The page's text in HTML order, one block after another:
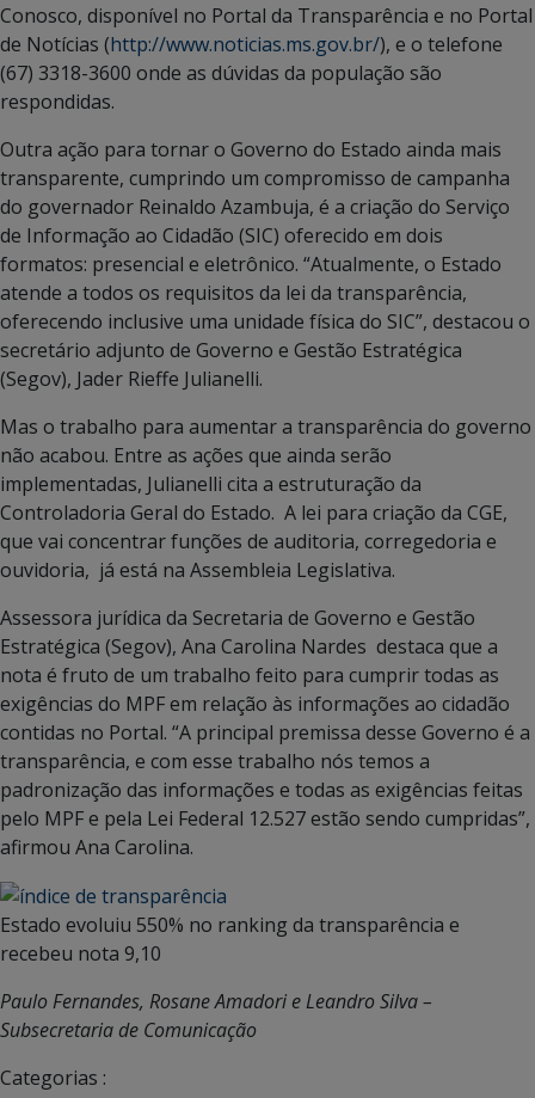
Conosco, disponível no Portal da Transparência e no Portal
de Notícias (http://www.noticias.ms.gov.br/), e o telefone
(67) 3318-3600 onde as dúvidas da população são
respondidas.
Outra ação para tornar o Governo do Estado ainda mais
transparente, cumprindo um compromisso de campanha
do governador Reinaldo Azambuja, é a criação do Serviço
de Informação ao Cidadão (SIC) oferecido em dois
formatos: presencial e eletrônico. “Atualmente, o Estado
atende a todos os requisitos da lei da transparência,
oferecendo inclusive uma unidade física do SIC”, destacou o
secretário adjunto de Governo e Gestão Estratégica
(Segov), Jader Rieffe Julianelli.
Mas o trabalho para aumentar a transparência do governo
não acabou. Entre as ações que ainda serão
implementadas, Julianelli cita a estruturação da
Controladoria Geral do Estado. A lei para criação da CGE,
que vai concentrar funções de auditoria, corregedoria e
ouvidoria, já está na Assembleia Legislativa.
Assessora jurídica da Secretaria de Governo e Gestão
Estratégica (Segov), Ana Carolina Nardes destaca que a
nota é fruto de um trabalho feito para cumprir todas as
exigências do MPF em relação às informações ao cidadão
contidas no Portal. “A principal premissa desse Governo é a
transparência, e com esse trabalho nós temos a
padronização das informações e todas as exigências feitas
pelo MPF e pela Lei Federal 12.527 estão sendo cumpridas”,
afirmou Ana Carolina.
Estado evoluiu 550% no ranking da transparência e
recebeu nota 9,10
Paulo Fernandes, Rosane Amadori e Leandro Silva –
Subsecretaria de Comunicação
Categorias :